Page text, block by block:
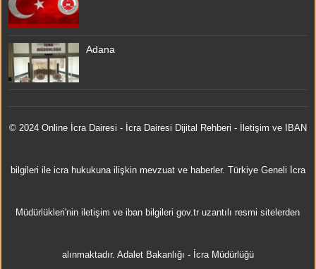
Adana
© 2024 Online İcra Dairesi - İcra Dairesi Dijital Rehberi - İletişim ve IBAN
bilgileri ile icra hukukuna ilişkin mevzuat ve haberler. Türkiye Geneli İcra
Müdürlükleri'nin iletişim ve iban bilgileri gov.tr uzantılı resmi sitelerden
alınmaktadır. Adalet Bakanlığı - İcra Müdürlüğü